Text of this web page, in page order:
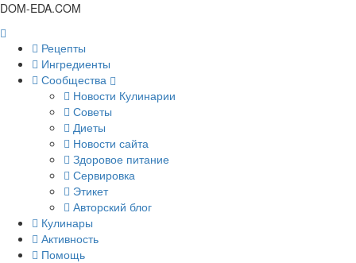
DOM-EDA.COM
Рецепты
Ингредиенты
Сообщества
Новости Кулинарии
Советы
Диеты
Новости сайта
Здоровое питание
Сервировка
Этикет
Авторский блог
Кулинары
Активность
Помощь